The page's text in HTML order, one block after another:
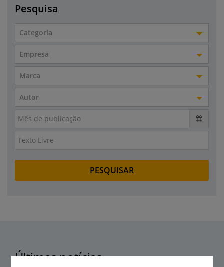
Pesquisa
Categoria
Empresa
Marca
Autor
Últimas notícias